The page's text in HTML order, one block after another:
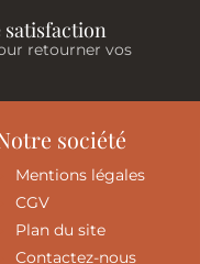
satisfaction
retourner vos
société
Mentions légales
CGV
Plan du site
Contactez-nous